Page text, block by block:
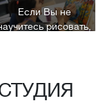
Если Вы не
рисовать,
стоимость обучения!*